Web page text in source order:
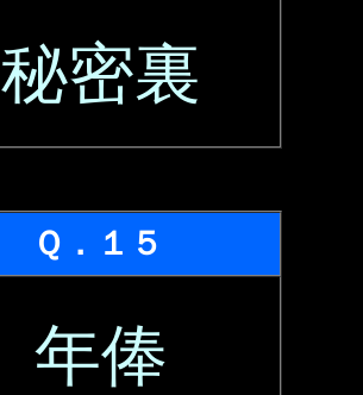
秘密裏
Ｑ．１５
年俸